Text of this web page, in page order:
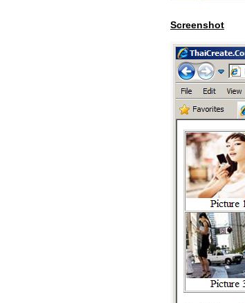
Screenshot